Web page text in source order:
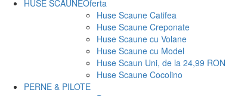
HUSE SCAUNEOferta
Huse Scaune Catifea
Huse Scaune Creponate
Huse Scaune cu Volane
Huse Scaune cu Model
Huse Scaun Uni, de la 24,99 RON
Huse Scaune Cocolino
PERNE & PILOTE